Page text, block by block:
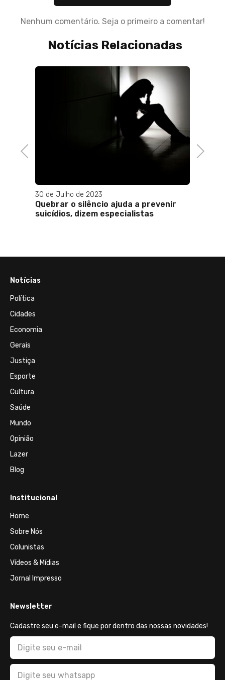
Nenhum comentário. Seja o primeiro a comentar!
Notícias Relacionadas
Previous
30 de Julho de 2023
Quebrar o silêncio ajuda a prevenir
suicídios, dizem especialistas
Next
Notícias
Política
Cidades
Economia
Gerais
Justiça
Esporte
Cultura
Saúde
Mundo
Opinião
Lazer
Blog
Institucional
Home
Sobre Nós
Colunistas
Vídeos & Mídias
Jornal Impresso
Newsletter
Cadastre seu e-mail e fique por dentro das nossas novidades!